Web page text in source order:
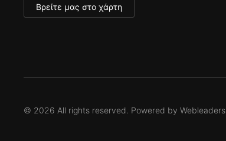
Βρείτε μας στο χάρτη
© 2026 All rights reserved. Powered by Webleaders